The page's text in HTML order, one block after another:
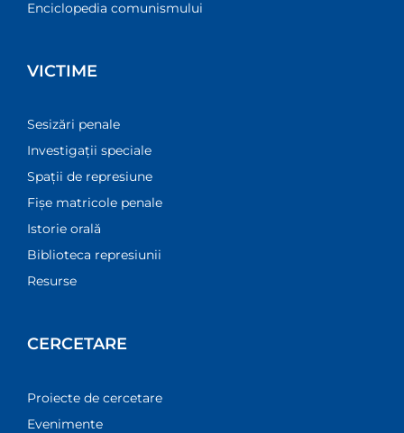
Enciclopedia comunismului
VICTIME
Sesizări penale
Investigații speciale
Spații de represiune
Fișe matricole penale
Istorie orală
Biblioteca represiunii
Resurse
CERCETARE
Proiecte de cercetare
Evenimente